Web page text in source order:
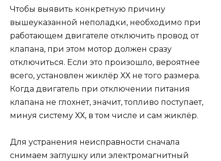
Чтобы выявить конкретную причину
вышеуказанной неполадки, необходимо при
работающем двигателе отключить провод от
клапана, при этом мотор должен сразу
отключиться. Если это произошло, вероятнее
всего, установлен жиклёр ХХ не того размера.
Когда двигатель при отключении питания
клапана не глохнет, значит, топливо поступает,
минуя систему ХХ, в том числе и сам жиклёр.
Для устранения неисправности сначала
снимаем заглушку или электромагнитный